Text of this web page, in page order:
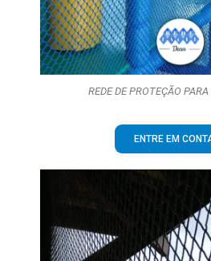
REDE DE PROTEÇÃO
ENTRE EM